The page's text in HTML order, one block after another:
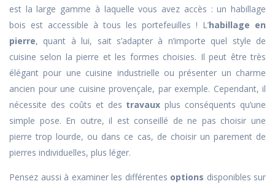
est la large gamme à laquelle vous avez accès : un habillage
bois est accessible à tous les portefeuilles ! L’habillage en
pierre, quant à lui, sait s’adapter à n’importe quel style de
cuisine selon la pierre et les formes choisies. Il peut être très
élégant pour une cuisine industrielle ou présenter un charme
ancien pour une cuisine provençale, par exemple. Cependant, il
nécessite des coûts et des travauxplus conséquents qu’une
simple pose. En outre, il est conseillé de ne pas choisir une
pierre trop lourde, ou dans ce cas, de choisir un parement de
pierres individuelles, plus léger.
Pensez aussi à examiner les différentes options disponibles sur